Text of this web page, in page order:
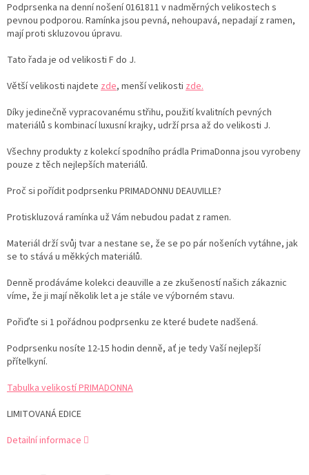
Podprsenka na denní nošení 0161811 v nadměrných velikostech s
pevnou podporou. Ramínka jsou pevná, nehoupavá, nepadají z ramen,
mají proti skluzovou úpravu.
Tato řada je od velikosti F do J.
Větší velikosti najdete zde, menší velikosti zde.
Díky jedinečně vypracovanému střihu, použití kvalitních pevných
materiálů s kombinací luxusní krajky, udrží prsa až do velikosti J.
Všechny produkty z kolekcí spodního prádla PrimaDonna jsou vyrobeny
pouze z těch nejlepších materiálů.
Proč si pořídit podprsenku PRIMADONNU DEAUVILLE?
Protiskluzová ramínka už Vám nebudou padat z ramen.
Materiál drží svůj tvar a nestane se, že se po pár nošeních vytáhne, jak
se to stává u měkkých materiálů.
Denně prodáváme kolekci deauville a ze zkušeností našich zákaznic
víme, že ji mají několik let a je stále ve výborném stavu.
Pořiďte si 1 pořádnou podprsenku ze které budete nadšená.
Podprsenku nosíte 12-15 hodin denně, ať je tedy Vaší nejlepší
přítelkyní.
Tabulka velikostí PRIMADONNA
LIMITOVANÁ EDICE
Detailní informace